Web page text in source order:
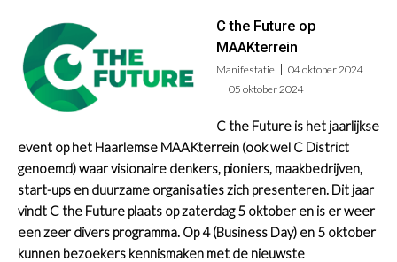
C the Future op
MAAKterrein
Manifestatie
04 oktober 2024
05 oktober 2024
C the Future is het jaarlijkse
event op het Haarlemse MAAKterrein (ook wel C District
genoemd) waarvisionaire denkers, pioniers, maakbedrijven,
start-ups en duurzame organisatieszich presenteren. Dit jaar
vindt C the Future plaats opzaterdag 5 oktober en is er weer
een zeer divers programma. Op 4 (Business Day) en 5 oktober
kunnen bezoekers kennismaken met de nieuwste